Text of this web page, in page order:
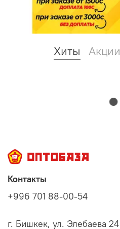
Хиты Акции
Контакты
+996 701 88-00-54
г. Бишкек, ул. Элебаева 24